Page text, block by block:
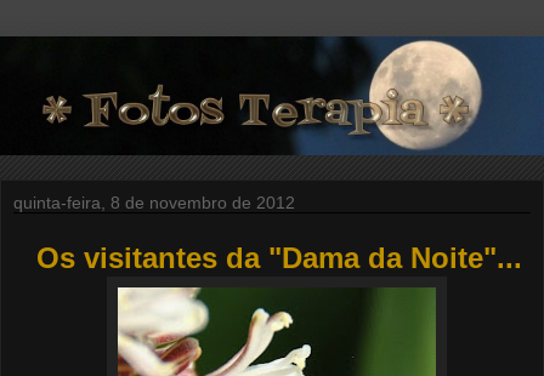
quinta-feira, 8 de novembro de 2012
Os visitantes da "Dama da Noite"...